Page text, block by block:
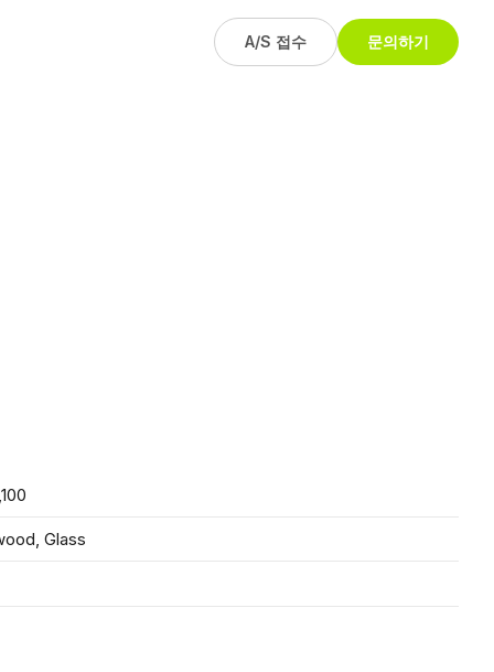
A/S 접수 문의하기
Glass